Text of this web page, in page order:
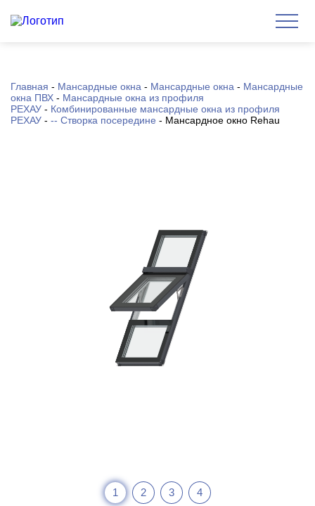
Главная - Мансардные окна - Мансардные окна - Мансардные
окна ПВХ - Мансардные окна из профиля
РЕХАУ - Комбинированные мансардные окна из профиля
РЕХАУ - -- Створка посередине - Мансардное окно Rehau
1 2 3 4